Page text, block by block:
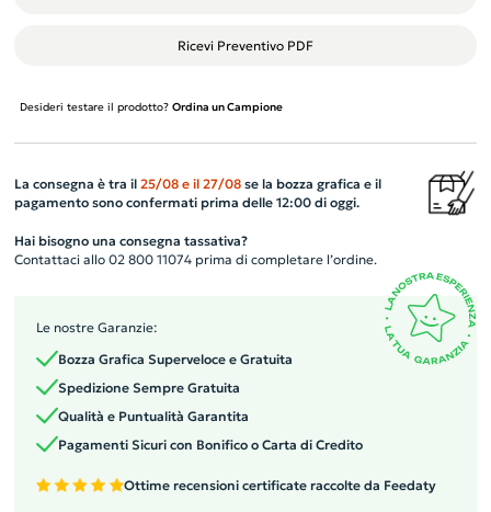
Ricevi Preventivo PDF
Desideri testare il prodotto? Ordina un Campione
La consegna è tra il 25/08 e il 27/08se la bozza grafica e il
pagamento sono confermati prima delle 12:00 di oggi.
Hai bisogno una consegna tassativa?
Contattaci allo 02 800 11074 prima di completare l’ordine.
Le nostre Garanzie:
Bozza Grafica Superveloce e Gratuita
Spedizione Sempre Gratuita
Qualità e Puntualità Garantita
Pagamenti Sicuri con Bonifico o Carta di Credito
Ottime recensioni certificate raccolte da Feedaty